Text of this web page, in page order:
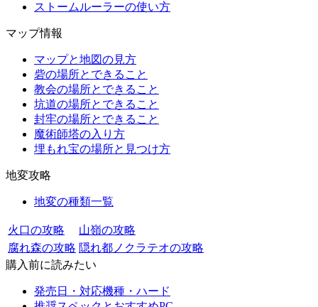
ストームルーラーの使い方
マップ情報
マップと地図の見方
砦の場所とできること
教会の場所とできること
坑道の場所とできること
封牢の場所とできること
魔術師塔の入り方
埋もれ宝の場所と見つけ方
地変攻略
地変の種類一覧
火口の攻略
山嶺の攻略
腐れ森の攻略 隠れ都ノクラテオの攻略
購入前に読みたい
発売日・対応機種・ハード